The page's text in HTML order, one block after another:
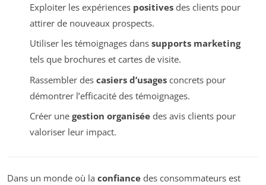
Exploiter les expériences positivesdes clients pour
attirer de nouveaux prospects.
Utiliser les témoignages dans supports marketing
tels que brochures et cartes de visite.
Rassembler des casiers d’usagesconcrets pour
démontrer l’efficacité des témoignages.
Créer une gestion organiséedes avis clients pour
valoriser leur impact.
Dans un monde où la confiance des consommateurs est